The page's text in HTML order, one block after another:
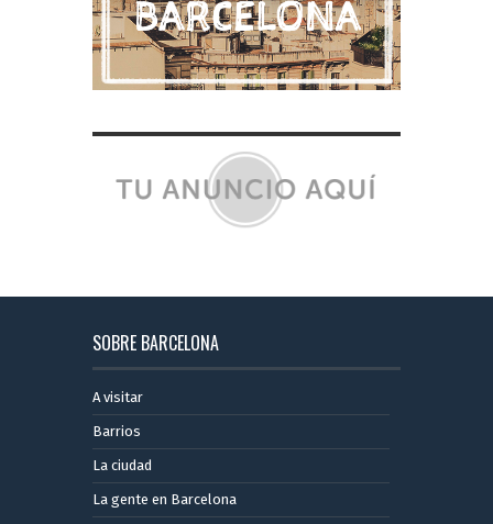
SOBRE BARCELONA
A visitar
Barrios
La ciudad
La gente en Barcelona